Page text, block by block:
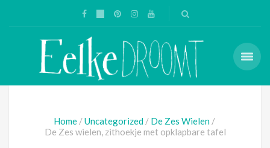
Home Uncategorized
De Zes Wielen
De Zes wielen, zithoekje met opklapbare tafel